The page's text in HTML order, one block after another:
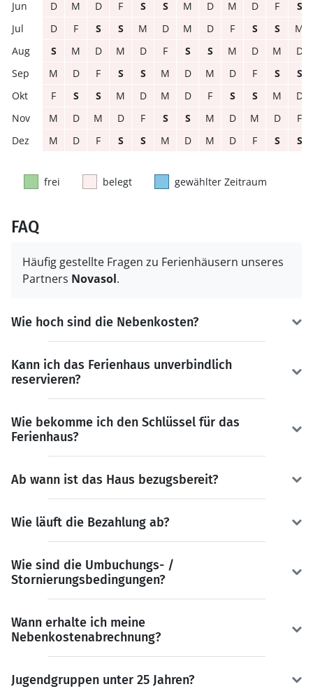
D M D F S S M D M D F
S
D
F S S M D M D F S S
M
S
M D M D F S S M D M
D
M
D F S S M D M D F S
S
F
S S M D M D F S S M
D
M
D M D F S S M D M D
F
M
D F S S M D M D F S S
frei belegt gewählter Zeitraum
FAQ
Häufig gestellte Fragen zu Ferienhäusern unseres
Partners Novasol.
Wie hoch sind die Nebenkosten?
Kann ich das Ferienhaus unverbindlich
reservieren?
Wie bekomme ich den Schlüssel für das
Ferienhaus?
Ab wann ist das Haus bezugsbereit?
Wie läuft die Bezahlung ab?
Wie sind die Umbuchungs- /
Stornierungsbedingungen?
Wann erhalte ich meine
Nebenkostenabrechnung?
Jugendgruppen unter 25 Jahren?